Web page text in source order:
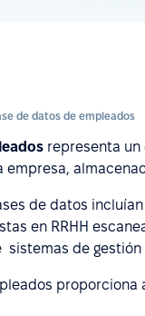
de datos de empleados
representa
empresa,
de datos
en RRHH
de gestión
proporciona